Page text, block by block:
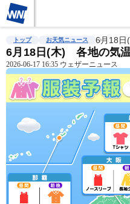
雨雲レーダー 台風情報 地震
トップ お天気ニュース 6月18日
6月18日(木) 各地の気
2026-06-17 16:35 ウェザーニュース